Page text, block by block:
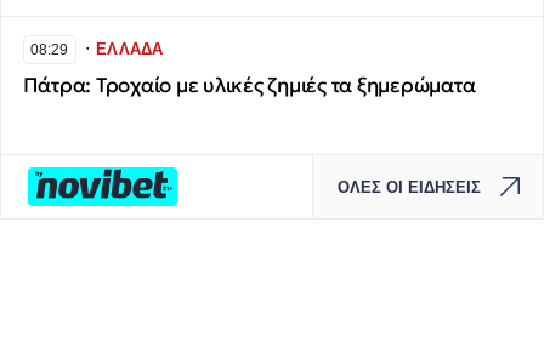
08:29 ∙ΕΛΛΑΔΑ
Πάτρα: Τροχαίο με υλικές ζημιές τα ξημερώματα
ΟΛΕΣ ΟΙ ΕΙΔΗΣΕΙΣ